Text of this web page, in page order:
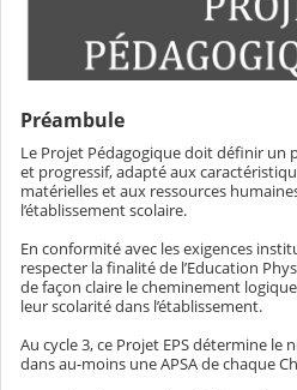
Préambule
Le Projet Pédagogique doit définir
et progressif, adapté aux
matérielles et aux ressources
l’établissement scolaire.
En conformité avec les exigences
respecter la finalité de l’Education
de façon claire le cheminement
leur scolarité dans l’établissement.
Au cycle 3, ce Projet EPS détermine
dans au-moins une APSA de chaque